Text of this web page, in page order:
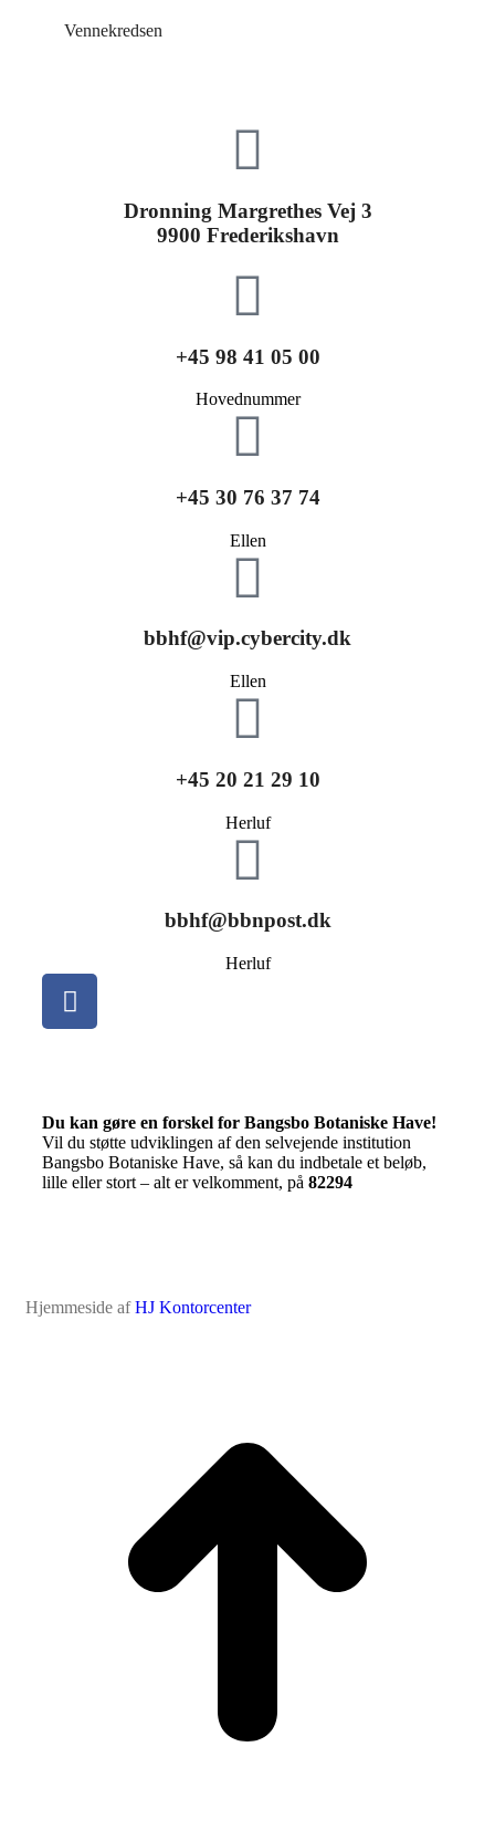
Vennekredsen
Dronning Margrethes Vej 3
9900 Frederikshavn
+45 98 41 05 00
Hovednummer
+45 30 76 37 74
Ellen
bbhf@vip.cybercity.dk
Ellen
+45 20 21 29 10
Herluf
bbhf@bbnpost.dk
Herluf
Du kan gøre en forskel for Bangsbo Botaniske Have!
Vil du støtte udviklingen af den selvejende institution
Bangsbo Botaniske Have, så kan du indbetale et beløb,
lille eller stort – alt er velkomment, på 82294
Hjemmeside afHJ Kontorcenter